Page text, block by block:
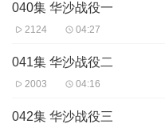
040集 华沙战役一
2124 04:27
041集 华沙战役二
2003 04:16
042集 华沙战役三